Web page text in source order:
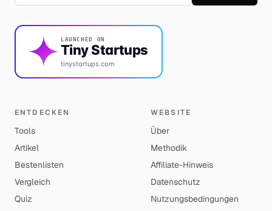
LAUNCHED ON
Tiny Startups
tinystartups.com
ENTDECKEN
Tools
Artikel
Bestenlisten
Vergleich
Quiz
WEBSITE
Über
Methodik
Affiliate-Hinweis
Datenschutz
Nutzungsbedingungen